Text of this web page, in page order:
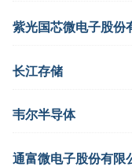
紫光国芯微电子股份
长江存储
韦尔半导体
通富微电子股份有限